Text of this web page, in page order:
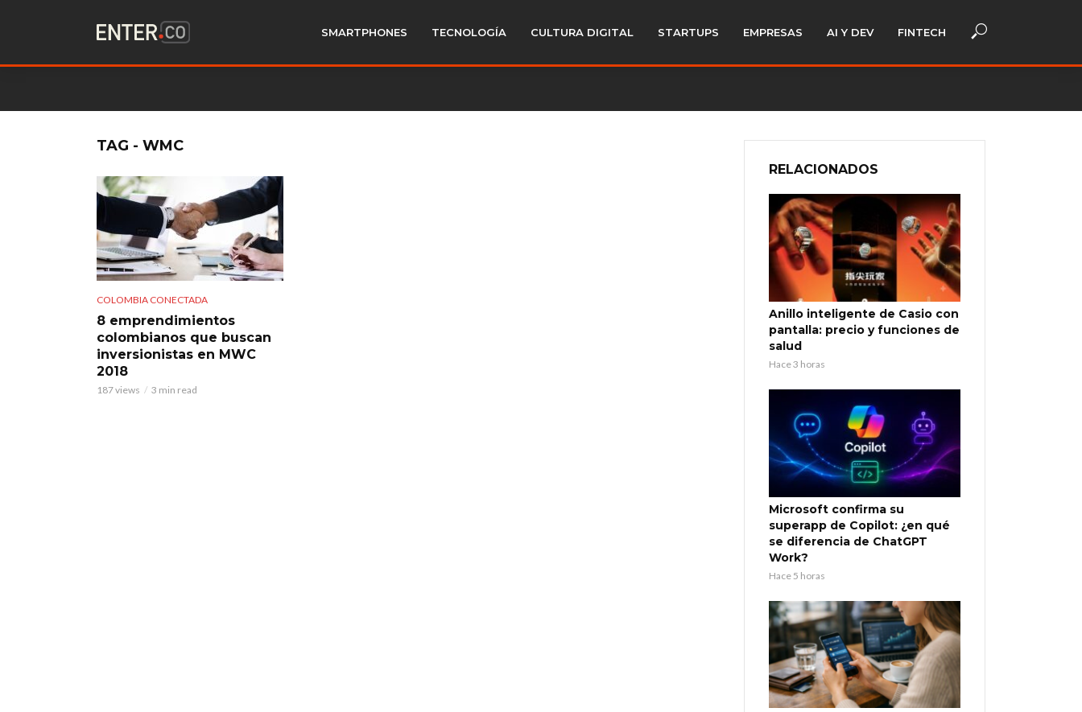
SMARTPHONES TECNOLOGÍA CULTURA DIGITAL STARTUPS EMPRESAS AI Y DEV FINTECH
TAG - WMC
COLOMBIA CONECTADA
8 emprendimientos
colombianos que buscan
inversionistas en MWC
2018
187 views 3 min read
RELACIONADOS
Anillo inteligente de Casio con
pantalla: precio y funciones de
salud
Hace 3 horas
Microsoft confirma su
superapp de Copilot: ¿en qué
se diferencia de ChatGPT
Work?
Hace 5 horas